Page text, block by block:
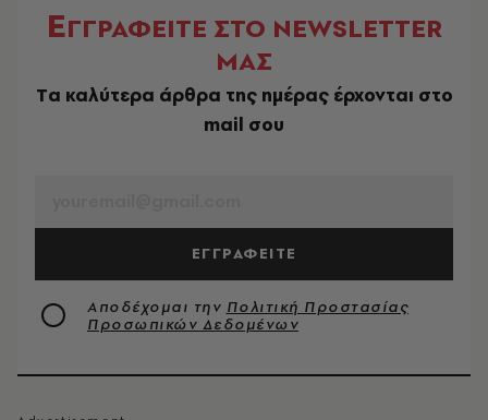
ΕΓΓΡΑΦΕΙΤΕ ΣΤΟ NEWSLETTER
ΜΑΣ
Tα καλύτερα άρθρα της ημέρας έρχονται στο
mail σου
ΕΓΓΡΑΦΕΙΤΕ
Αποδέχομαι την Πολιτική Προστασίας
Προσωπικών Δεδομένων